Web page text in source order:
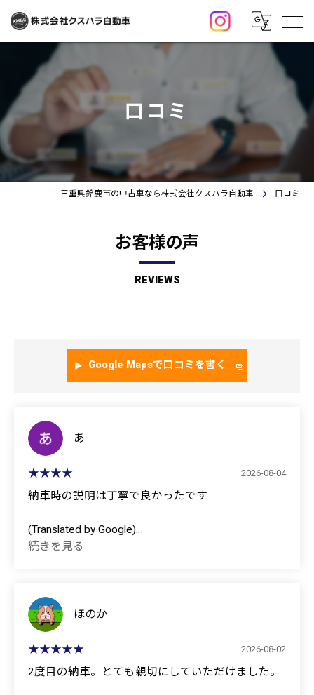
口コミ
三重県鈴鹿市の中古車なら株式会社クスハラ自動車 口コミ
お客様の声
REVIEWS
Google Mapsで口コミを書く
あ
2026-08-04
納車時の説明は丁寧で良かったです
(Translated by Google)
The explanation given at the time of delivery was
ほのか
2026-08-02
2度目の納車。とても親切にしていただけました。